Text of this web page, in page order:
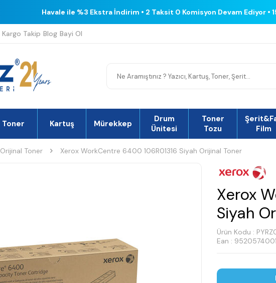
Havale ile %3 Ekstra İndirim • 2 Taksit 0 Komisyon Devam Ediyor •
Kargo Takip Blog Bayi Ol
Toner Kartuş Mürekkep
Drum
Ünitesi
Toner
Tozu
Film
Orijinal Toner Xerox WorkCentre 6400 106R01316 Siyah Orijinal Toner
Xerox
Siyah
Ürün Kodu :
Ean :